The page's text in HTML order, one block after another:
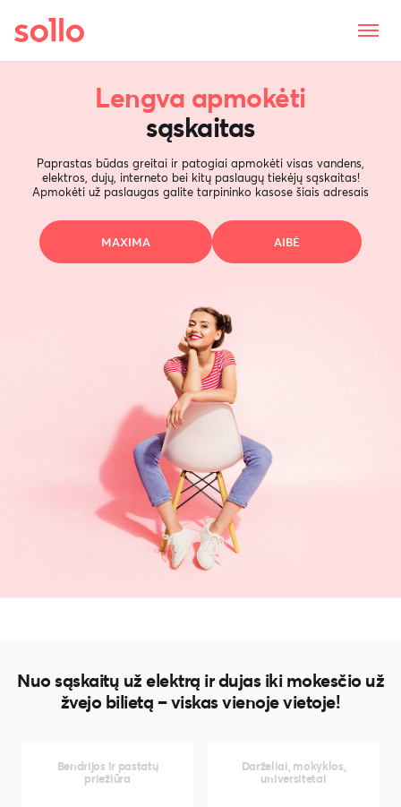
Lengva apmokėti
sąskaitas
Paprastas būdas greitai ir patogiai apmokėti visas vandens,
elektros, dujų, interneto bei kitų paslaugų tiekėjų sąskaitas!
Apmokėti už paslaugas galite tarpininko kasose šiais adresais
MAXIMA AIBĖ
Nuo sąskaitų už elektrą ir dujas iki mokesčio už
žvejo bilietą – viskas vienoje vietoje!
Bendrijos ir pastatų
priežiūra
Darželiai, mokyklos,
universitetai